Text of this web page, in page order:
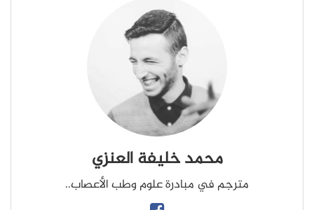
محمد خليفة العنزي
مترجم في مبادرة علوم وطب الأعصاب..